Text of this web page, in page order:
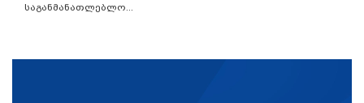
საგანმანათლებლო...